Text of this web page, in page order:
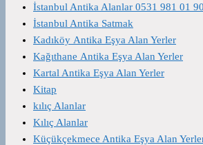
İstanbul Antika Alanlar 0531 981 01
İstanbul Antika Satmak
Kadıköy Antika Eşya Alan Yerler
Kağıthane Antika Eşya Alan Yerler
Kartal Antika Eşya Alan Yerler
Kitap
kılıç Alanlar
Kılıç Alanlar
Küçükçekmece Antika Eşya Alan